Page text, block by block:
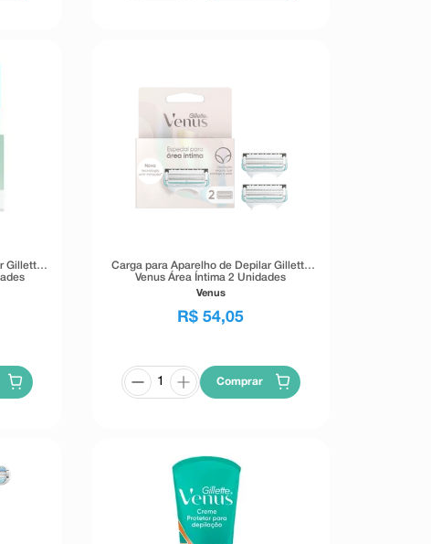
Gillette
Carga para Aparelho de Depilar Gillette
Venus Área Íntima 2 Unidades
Venus
R$ 54,05
Comprar